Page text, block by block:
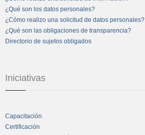
¿Qué son los datos personales?
¿Cómo realizo una solicitud de datos personales?
¿Qué son las obligaciones de transparencia?
Directorio de sujetos obligados
Iniciativas
Capacitación
Certificación